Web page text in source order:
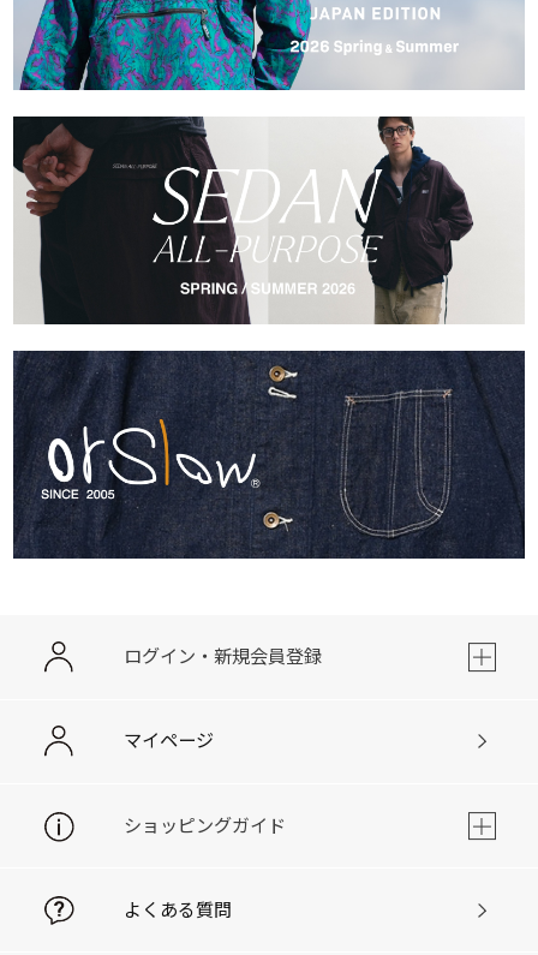
ログイン・新規会員登録
マイページ
ショッピングガイド
よくある質問